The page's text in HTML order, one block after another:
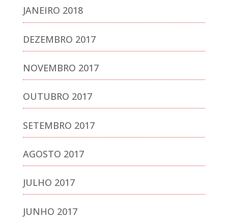
JANEIRO 2018
DEZEMBRO 2017
NOVEMBRO 2017
OUTUBRO 2017
SETEMBRO 2017
AGOSTO 2017
JULHO 2017
JUNHO 2017